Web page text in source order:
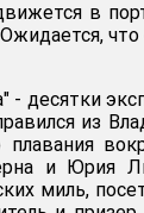
в
- десятки
из
и Юрия
миль,